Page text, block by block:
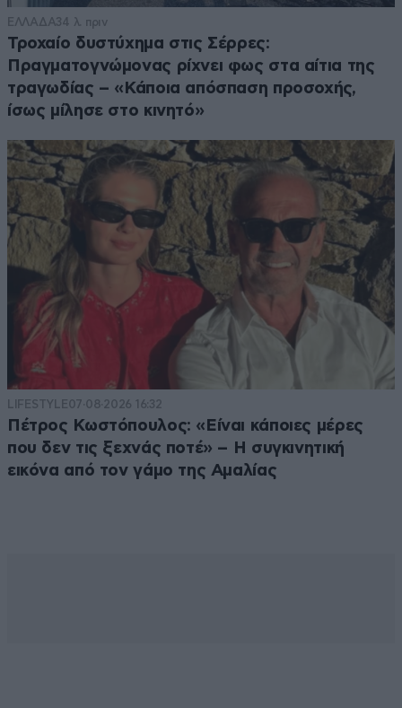
ΕΛΛΑΔΑ34 λ. πριν
Τροχαίο δυστύχημα στις Σέρρες:
Πραγματογνώμονας ρίχνει φως στα αίτια της
τραγωδίας – «Κάποια απόσπαση προσοχής,
ίσως μίλησε στο κινητό»
LIFESTYLE07·08·2026 16:32
Πέτρος Κωστόπουλος: «Είναι κάποιες μέρες
που δεν τις ξεχνάς ποτέ» – Η συγκινητική
εικόνα από τον γάμο της Αμαλίας